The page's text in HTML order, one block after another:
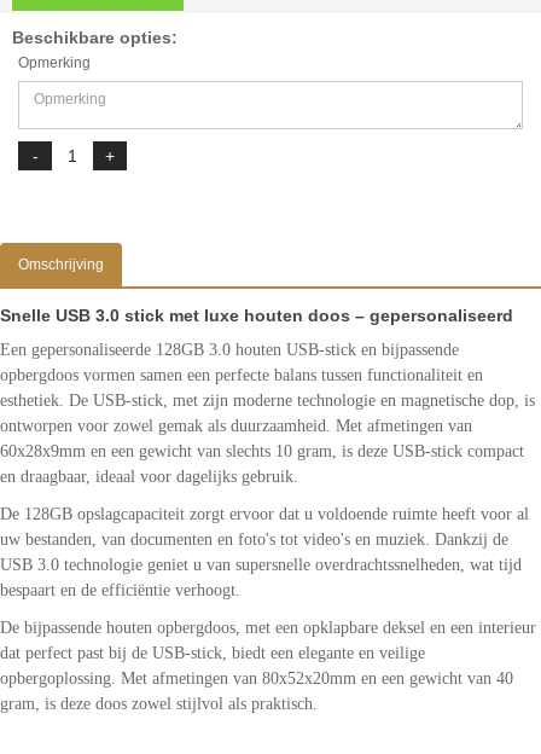
Beschikbare opties:
Opmerking
Omschrijving
Snelle USB 3.0 stick met luxe houten doos – gepersonaliseerd
Een gepersonaliseerde 128GB 3.0 houten USB-stick en bijpassende
opbergdoos vormen samen een perfecte balans tussen functionaliteit en
esthetiek. De USB-stick, met zijn moderne technologie en magnetische dop, is
ontworpen voor zowel gemak als duurzaamheid. Met afmetingen van
60x28x9mm en een gewicht van slechts 10 gram, is deze USB-stick compact
en draagbaar, ideaal voor dagelijks gebruik.
De 128GB opslagcapaciteit zorgt ervoor dat u voldoende ruimte heeft voor al
uw bestanden, van documenten en foto's tot video's en muziek. Dankzij de
USB 3.0 technologie geniet u van supersnelle overdrachtssnelheden, wat tijd
bespaart en de efficiëntie verhoogt.
De bijpassende houten opbergdoos, met een opklapbare deksel en een interieur
dat perfect past bij de USB-stick, biedt een elegante en veilige
opbergoplossing. Met afmetingen van 80x52x20mm en een gewicht van 40
gram, is deze doos zowel stijlvol als praktisch.